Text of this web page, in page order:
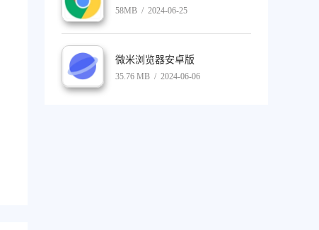
58MB / 2024-06-25
微米浏览器安卓版
35.76 MB / 2024-06-06